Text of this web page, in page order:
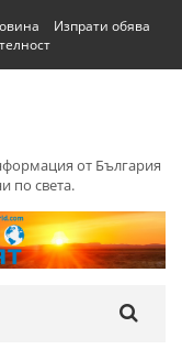
Изпрати обява
от България
по света.